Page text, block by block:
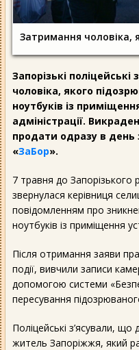
Затримання чоловіка,
Запорізькі
чоловіка, якого
ноутбуків із
адміністрації.
продати одразу в день
«ЗаБор».
7 травня до Запорізького
звернулася керівниця
повідомленням про
ноутбуків із приміщення
Після отримання заяви
події, вивчили записи
допомогою системи
пересування
Поліцейські з’ясували,
житель Запоріжжя, який